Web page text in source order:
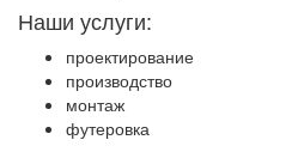
Наши услуги:
проектирование
производство
монтаж
футеровка